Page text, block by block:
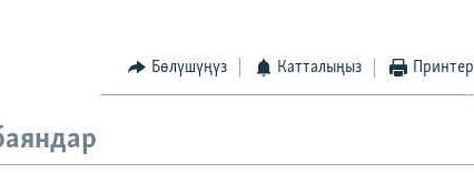
Бөлүшүңүз Катталыңыз Принтер